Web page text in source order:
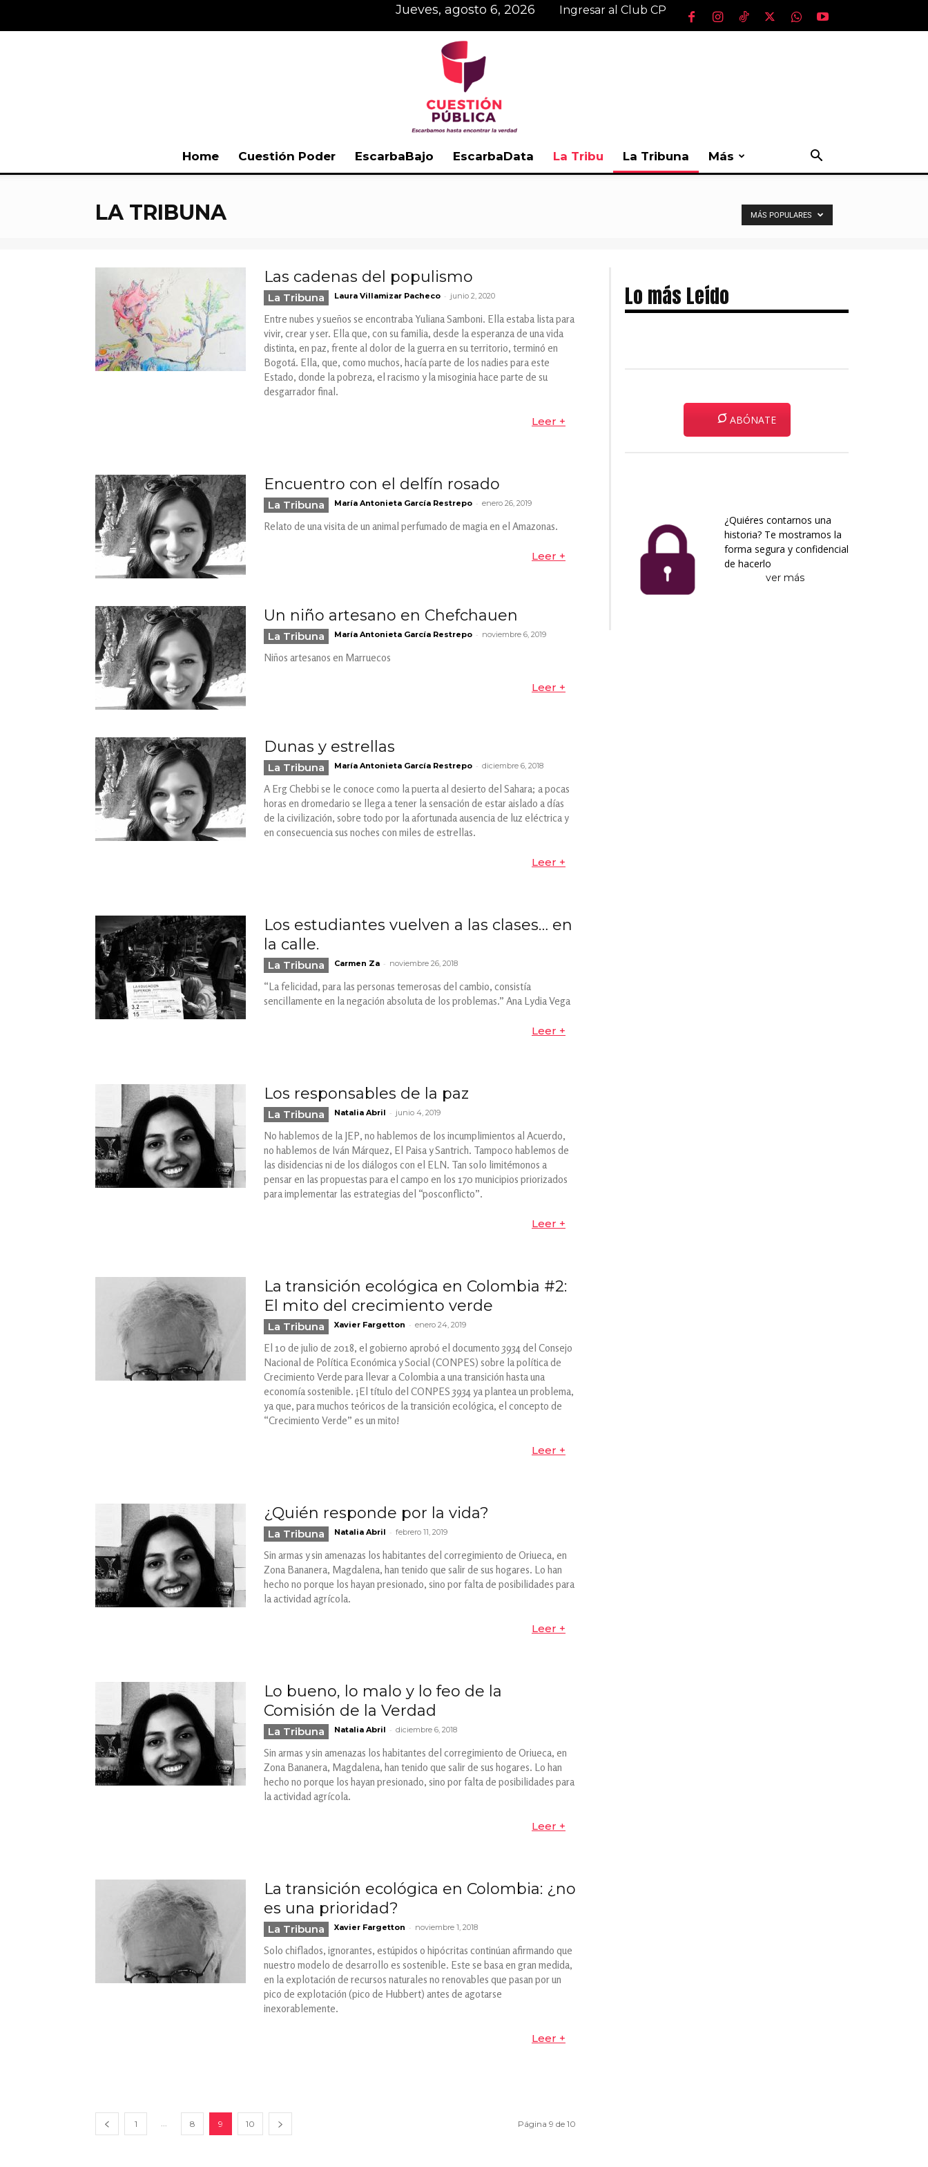
jueves, agosto 6, 2026 Ingresar al Club CP
Pública
Home Cuestión Poder EscarbaBajo EscarbaData La Tribu La Tribuna Más
LA TRIBUNA MÁS POPULARES
Las cadenas del populismo
La Tribuna Laura Villamizar Pacheco - junio 2, 2020
Entre nubes y sueños se encontraba Yuliana Samboni. Ella estaba lista para
vivir, crear y ser. Ella que, con su familia, desde la esperanza de una vida
distinta, en paz, frente al dolor de la guerra en su territorio, terminó en
Bogotá. Ella, que, como muchos, hacía parte de los nadies para este
Estado, donde la pobreza, el racismo y la misoginia hace parte de su
desgarrador final.
Leer +
Encuentro con el delfín rosado
La Tribuna María Antonieta García Restrepo - enero 26, 2019
Relato de una visita de un animal perfumado de magia en el Amazonas.
Leer +
Un niño artesano en Chefchauen
La Tribuna María Antonieta García Restrepo - noviembre 6, 2019
Niños artesanos en Marruecos
Leer +
Dunas y estrellas
La Tribuna María Antonieta García Restrepo - diciembre 6, 2018
A Erg Chebbi se le conoce como la puerta al desierto del Sahara; a pocas
horas en dromedario se llega a tener la sensación de estar aislado a días
de la civilización, sobre todo por la afortunada ausencia de luz eléctrica y
en consecuencia sus noches con miles de estrellas.
Leer +
Los estudiantes vuelven a las clases… en
la calle.
La Tribuna Carmen Za - noviembre 26, 2018
“La felicidad, para las personas temerosas del cambio, consistía
sencillamente en la negación absoluta de los problemas.” Ana Lydia Vega
Leer +
Los responsables de la paz
La Tribuna Natalia Abril - junio 4, 2019
No hablemos de la JEP, no hablemos de los incumplimientos al Acuerdo,
no hablemos de Iván Márquez, El Paisa y Santrich. Tampoco hablemos de
las disidencias ni de los diálogos con el ELN. Tan solo limitémonos a
pensar en las propuestas para el campo en los 170 municipios priorizados
para implementar las estrategias del “posconflicto”.
Leer +
La transición ecológica en Colombia #2:
El mito del crecimiento verde
La Tribuna Xavier Fargetton - enero 24, 2019
El 10 de julio de 2018, el gobierno aprobó el documento 3934 del Consejo
Nacional de Política Económica y Social (CONPES) sobre la política de
Crecimiento Verde para llevar a Colombia a una transición hasta una
economía sostenible. ¡El título del CONPES 3934 ya plantea un problema,
ya que, para muchos teóricos de la transición ecológica, el concepto de
“Crecimiento Verde” es un mito!
Leer +
¿Quién responde por la vida?
La Tribuna Natalia Abril - febrero 11, 2019
Sin armas y sin amenazas los habitantes del corregimiento de Oriueca, en
Zona Bananera, Magdalena, han tenido que salir de sus hogares. Lo han
hecho no porque los hayan presionado, sino por falta de posibilidades para
la actividad agrícola.
Leer +
Lo bueno, lo malo y lo feo de la
Comisión de la Verdad
La Tribuna Natalia Abril - diciembre 6, 2018
Sin armas y sin amenazas los habitantes del corregimiento de Oriueca, en
Zona Bananera, Magdalena, han tenido que salir de sus hogares. Lo han
hecho no porque los hayan presionado, sino por falta de posibilidades para
la actividad agrícola.
Leer +
La transición ecológica en Colombia: ¿no
es una prioridad?
La Tribuna Xavier Fargetton - noviembre 1, 2018
Solo chiflados, ignorantes, estúpidos o hipócritas continúan afirmando que
nuestro modelo de desarrollo es sostenible. Este se basa en gran medida,
en la explotación de recursos naturales no renovables que pasan por un
pico de explotación (pico de Hubbert) antes de agotarse
inexorablemente.
Leer +
1 ... 8 9 10 Página 9 de 10
Lo más Leído
ABÓNATE
¿Quiéres contarnos una
historia? Te mostramos la
forma segura y confidencial
de hacerlo
ver más